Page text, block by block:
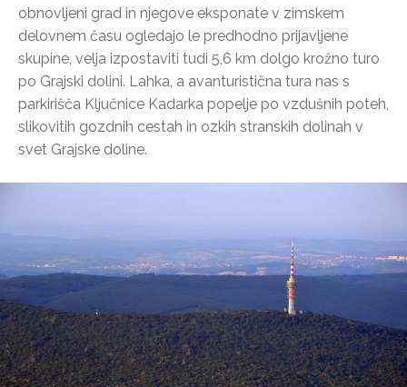
obnovljeni grad in njegove eksponate v zimskem
delovnem času ogledajo le predhodno prijavljene
skupine, velja izpostaviti tudi 5,6 km dolgo krožno turo
po Grajski dolini. Lahka, a avanturistična tura nas s
parkirišča Ključnice Kadarka popelje po vzdušnih poteh,
slikovitih gozdnih cestah in ozkih stranskih dolinah v
svet Grajske doline.